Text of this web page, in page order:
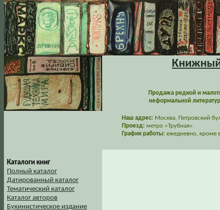
Книжный
Продажа редкой и
неформальной
Наш адрес: Москва, Петровский
Проезд: метро «Трубная»
График работы: ежедневно, кроме
Каталоги книг
Полный каталог
Датированный каталог
Тематический каталог
Каталог авторов
Букинистическое издание